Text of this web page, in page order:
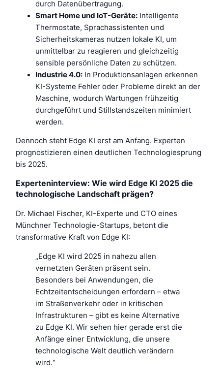
durch Datenübertragung.
Smart Home und IoT-Geräte: Intelligente
Thermostate, Sprachassistenten und
Sicherheitskameras nutzen lokale KI, um
unmittelbar zu reagieren und gleichzeitig
sensible persönliche Daten zu schützen.
Industrie 4.0: In Produktionsanlagen erkennen
KI-Systeme Fehler oder Probleme direkt an der
Maschine, wodurch Wartungen frühzeitig
durchgeführt und Stillstandszeiten minimiert
werden.
Dennoch steht Edge KI erst am Anfang. Experten
prognostizieren einen deutlichen Technologiesprung
bis 2025.
Experteninterview: Wie wird Edge KI 2025 die
technologische Landschaft prägen?
Dr. Michael Fischer, KI-Experte und CTO eines
Münchner Technologie-Startups, betont die
transformative Kraft von Edge KI:
„Edge KI wird 2025 in nahezu allen
vernetzten Geräten präsent sein.
Besonders bei Anwendungen, die
Echtzeitentscheidungen erfordern – etwa
im Straßenverkehr oder in kritischen
Infrastrukturen – gibt es keine Alternative
zu Edge KI. Wir sehen hier gerade erst die
Anfänge einer Entwicklung, die unsere
technologische Welt deutlich verändern
wird.“